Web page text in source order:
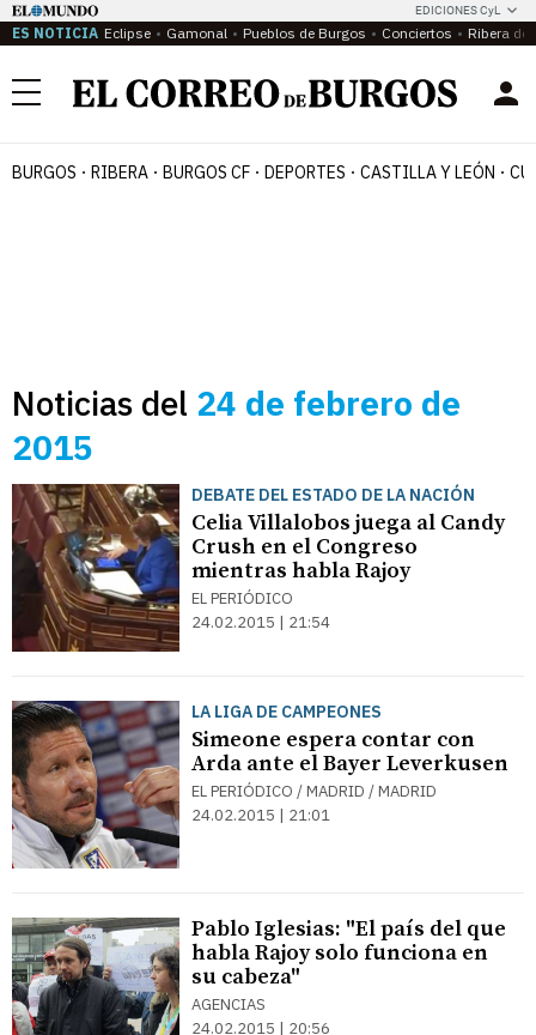
EDICIONES CyL
ES NOTICIA Eclipse Gamonal Pueblos de Burgos Conciertos Ribera del
Menú
BURGOS RIBERA BURGOS CF DEPORTES CASTILLA Y LEÓN
Noticias del 24 de febrero de
2015
DEBATE DEL ESTADO DE LA NACIÓN
Celia Villalobos juega al Candy
Crush en el Congreso
mientras habla Rajoy
EL PERIÓDICO
24.02.2015 | 21:54
LA LIGA DE CAMPEONES
Simeone espera contar con
Arda ante el Bayer Leverkusen
EL PERIÓDICO / MADRID / MADRID
24.02.2015 | 21:01
Pablo Iglesias: "El país del que
habla Rajoy solo funciona en
su cabeza"
AGENCIAS
24.02.2015 | 20:56